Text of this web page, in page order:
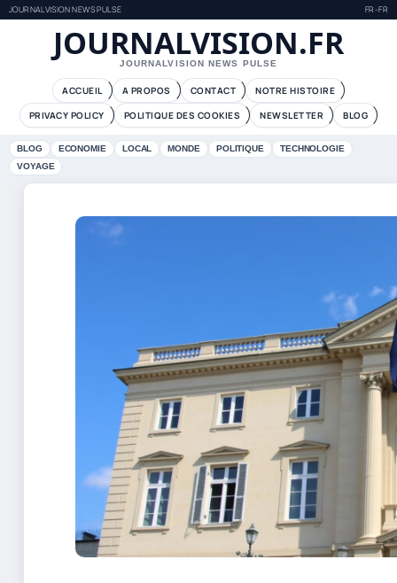
JOURNALVISION NEWS PULSE FR-FR
JOURNALVISION.FR
JOURNALVISION NEWS PULSE
ACCUEIL A PROPOS CONTACT
NOTRE HISTOIRE
PRIVACY POLICY
POLITIQUE DES COOKIES NEWSLETTER BLOG
BLOG ECONOMIE LOCAL MONDE POLITIQUE
TECHNOLOGIE
VOYAGE